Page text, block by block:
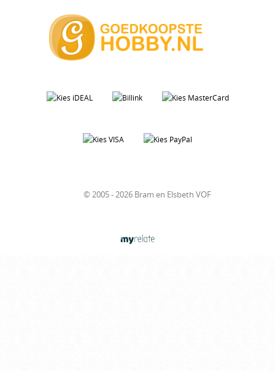
© 2005 - 2026 Bram en Elsbeth VOF